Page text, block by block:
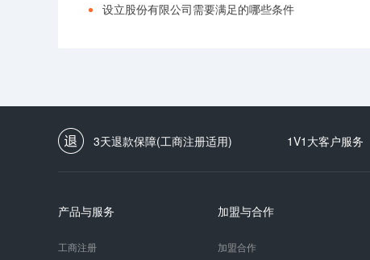
设立股份有限公司需要满足的哪些条件
3天退款保障(工商注册适用) 1V1大客户服务
产品与服务
工商注册
加盟与合作
加盟合作